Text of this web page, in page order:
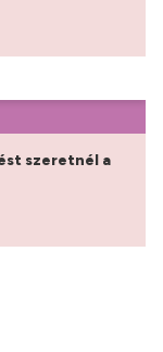
szeretnél a